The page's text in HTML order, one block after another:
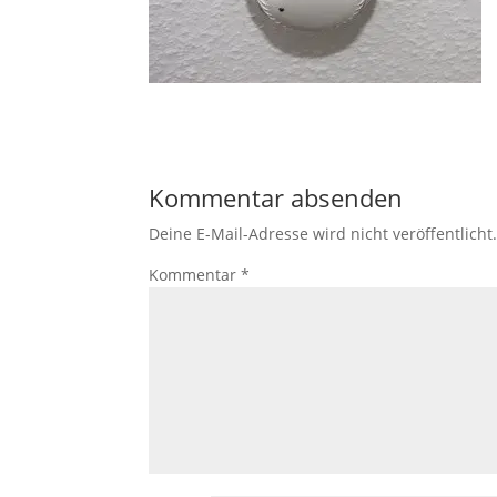
Kommentar absenden
Deine E-Mail-Adresse wird nicht veröffentlicht.
Kommentar*